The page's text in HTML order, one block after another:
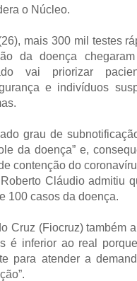
o Núcleo.
mais 300 mil testes
da doença
vai priorizar
e indivíduos
grau de
da doença” e,
contenção do
Cláudio admitiu
100 casos da doença.
Cruz (Fiocruz) também
é inferior ao real
para atender a